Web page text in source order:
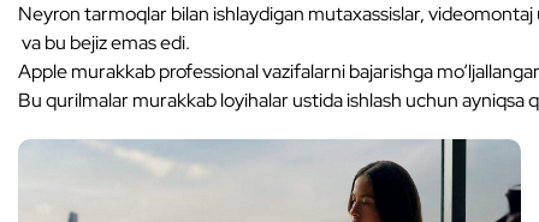
Neyron tarmoqlar bilan ishlaydigan mutaxassislar,
va bu bejiz emas edi.
Apple murakkab professional vazifalarni bajarishga
Bu qurilmalar murakkab loyihalar ustida ishlash uchun ayniqsa